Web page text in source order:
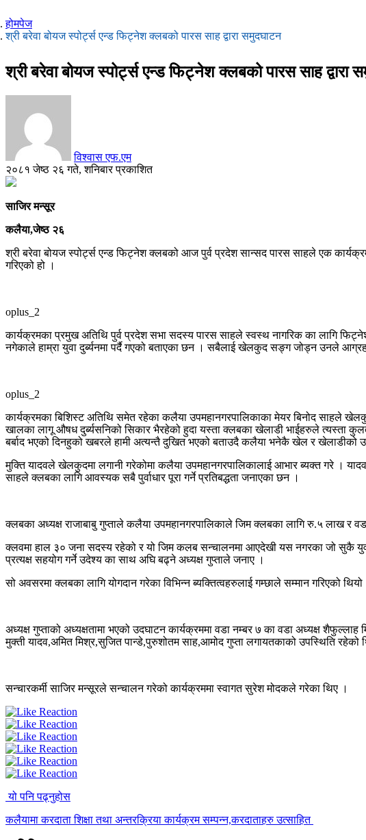
होमपेज
श्री बरेवा बोयज स्पोर्ट्स एन्ड फिट्नेश क्लबको पारस साह द्वारा समुदघाटन
श्री बरेवा बोयज स्पोर्ट्स एन्ड फिट्नेश क्लबको पारस साह द्वारा
विश्वास एफ.एम
२०८१ जेष्ठ २६ गते, शनिबार प्रकाशित
साजिर मन्सूर
कलैया,जेष्ठ २६
श्री बरेवा बोयज स्पोर्ट्स एन्ड फिट्नेश क्लबको आज पुर्व प्रदेश सान्सद पारस साहले एक
गरिएको हो ।
oplus_2
कार्यक्रमका प्रमुख अतिथि पुर्व प्रदेश सभा सदस्य पारस साहले स्वस्थ नागरिक का लागि
नगेकाले हाम्रा युवा दुर्ब्यनमा पर्दै गएको बताएका छन । सबैलाई खेलकुद सङ्ग जोड्न उनले
oplus_2
कार्यक्रमका बिशिस्ट अतिथि समेत रहेका कलैया उपमहानगरपालिकाका मेयर बिनोद साहले
खालका लागू औषध दुर्ब्यसनिको सिकार भैरहेको हुदा यस्ता क्लबका खेलाडी भाईहरुले त्यस्ता
बर्बाद भएको दिनहुको खबरले हामी अत्यन्तै दुखित भएको बताउदै कलैया भनेकै खेल र
मुक्ति यादवले खेलकुदमा लगानी गरेकोमा कलैया उपमहानगरपालिकालाई आभार ब्यक्त गरे ।
साहले क्लबका लागि आवस्यक सबै पुर्वाधार पूरा गर्ने प्रतिबद्धता जनाएका छन ।
क्लबका अध्यक्ष राजाबाबु गुप्ताले कलैया उपमहानगरपालिकाले जिम क्लबका लागि रु.५ लाख र
क्लवमा हाल ३० जना सदस्य रहेको र यो जिम कलब सन्चालनमा आएदेखी यस नगरका जो सुकै
प्रत्यक्ष सहयोग गर्ने उदेश्य का साथ अघि बढ्ने अध्यक्ष गुप्ताले जनाए ।
सो अवसरमा क्लबका लागि योगदान गरेका विभिन्न ब्यक्तित्वहरुलाई गम्छाले सम्मान गरिएको थियो
अध्यक्ष गुप्ताको अध्यक्षतामा भएको उदघाटन कार्यक्रममा वडा नम्बर ७ का वडा अध्यक्ष
मुक्ती यादव,अमित मिश्र,सुजित पान्डे,पुरुशोतम साह,आमोद गुप्ता लगायतकाको उपस्थिति रहेको
सन्चारकर्मी साजिर मन्सूरले सन्चालन गरेको कार्यक्रममा स्वागत सुरेश मोदकले गरेका थिए ।
यो पनि पढ्नुहोस
कलैयामा करदाता शिक्षा तथा अन्तरक्रिया कार्यक्रम सम्पन्न,करदाताहरु उत्साहित